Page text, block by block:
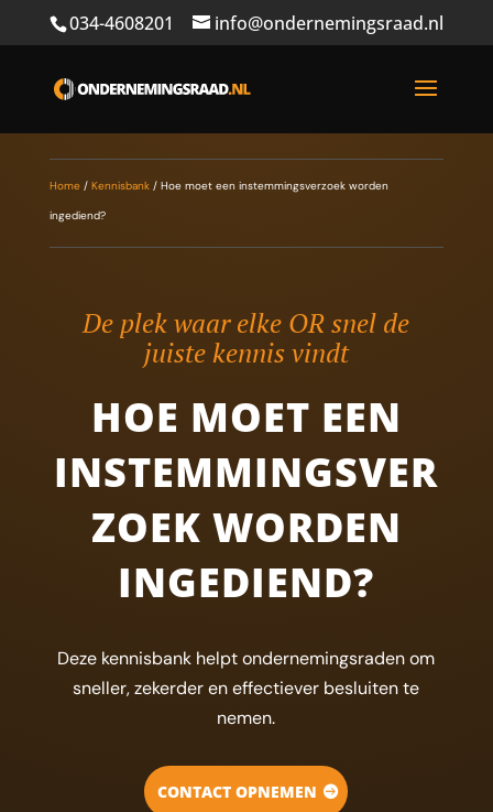
034-4608201 info@ondernemingsraad.nl
Home/ Kennisbank/ Hoe moet een instemmingsverzoek worden
ingediend?
De plek waar elke OR snel de
juiste kennis vindt
HOE MOET EEN
INSTEMMINGSVER
ZOEK WORDEN
INGEDIEND?
Deze kennisbank helpt ondernemingsraden om
sneller, zekerder en effectiever besluiten te
nemen.
CONTACT OPNEMEN